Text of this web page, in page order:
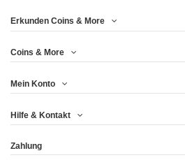
2018 - MAPLE...
14,13 €
EAGLE 1...
14,13 €
Erkunden Coins & More
Coins & More
Mein Konto
Hilfe & Kontakt
Zahlung